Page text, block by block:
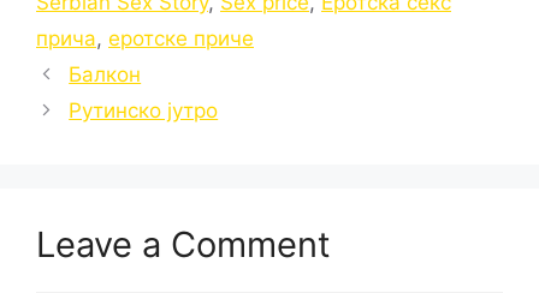
прича, еротске приче
Балкон
Рутинско јутро
Leave a Comment